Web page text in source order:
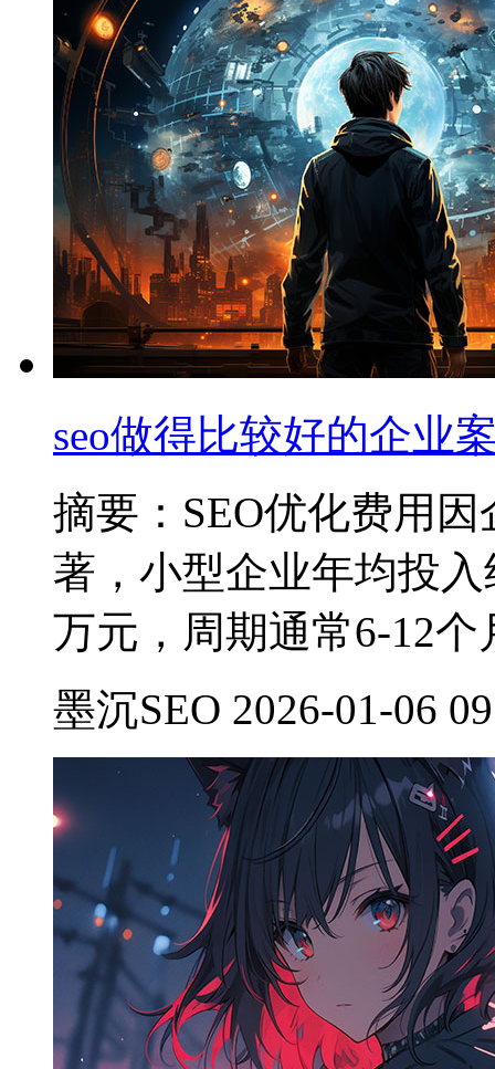
seo做得比较好的企业
摘要：SEO优化费用
著，小型企业年均投
万元，周期通常6-12个
墨沉SEO 2026-01-06